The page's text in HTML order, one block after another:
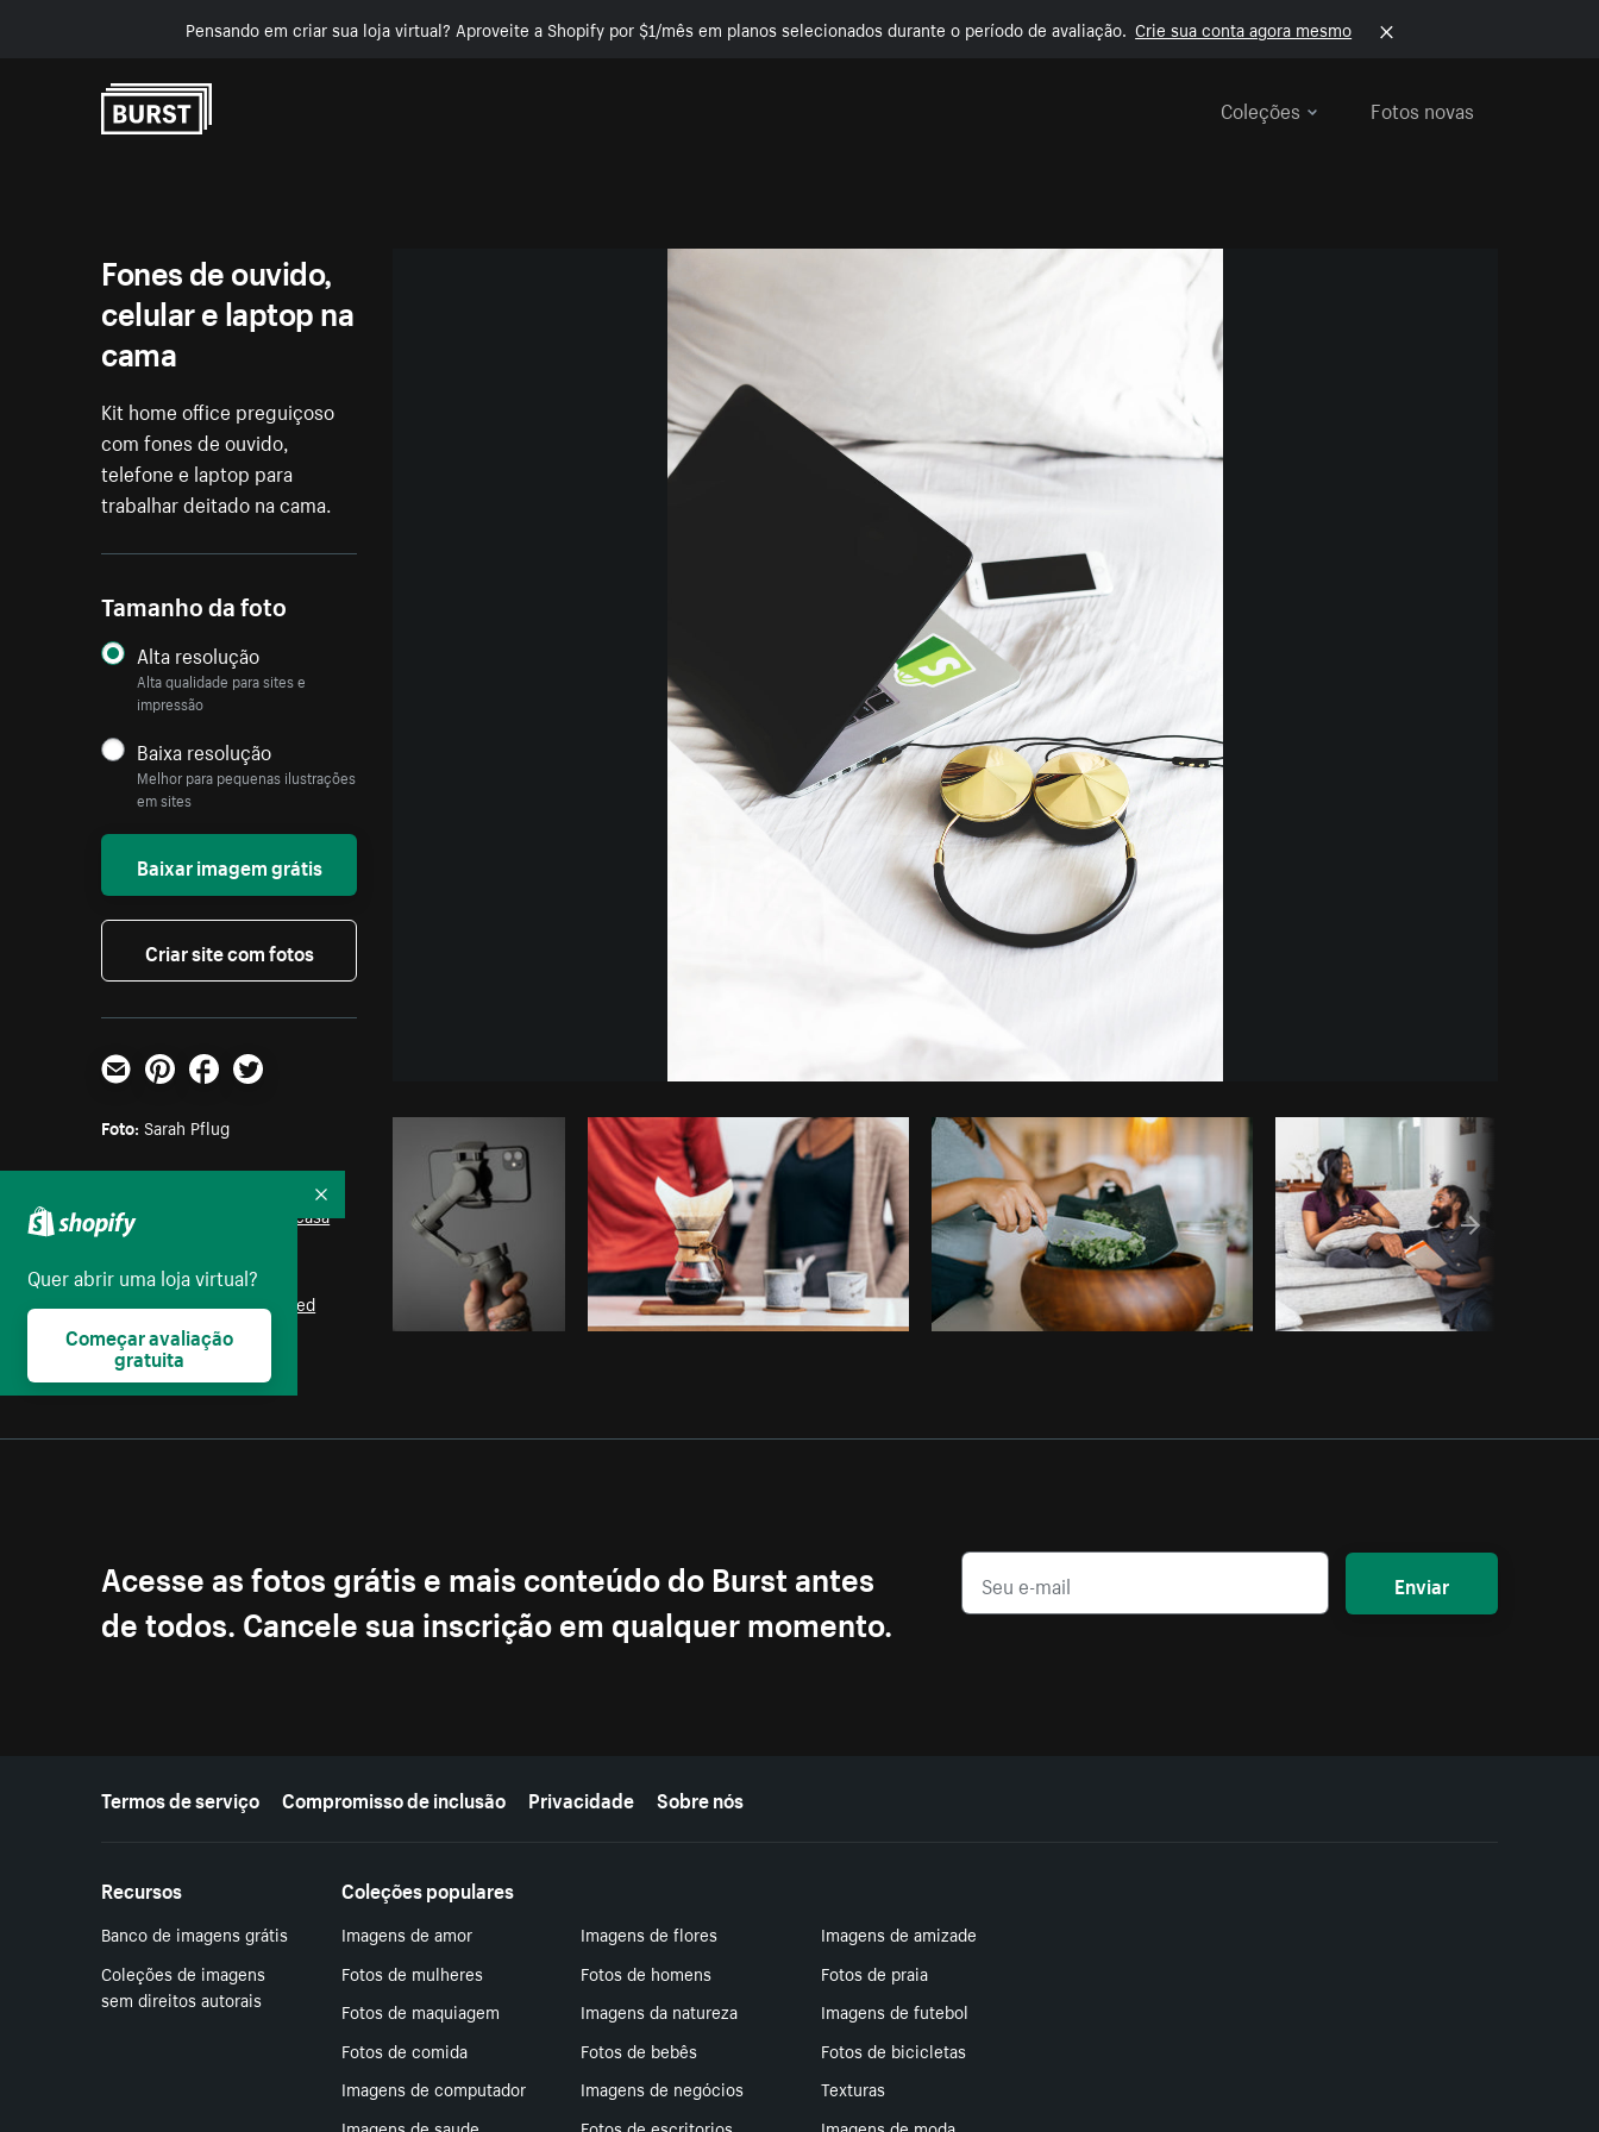
Pensando em criar sua loja virtual? Aproveite a Shopify por $1/mês em planos selecionados durante o período de avaliação. Crie sua conta agora mesmo
Coleções
Fotos novas
Foto da Sarah Pflug do Burst Copiar código
Fones de ouvido,
celular e laptop na
cama
Kit home office preguiçoso
com fones de ouvido,
telefone e laptop para
trabalhar deitado na cama.
Tamanho da foto
Alta resolução
Alta qualidade para sites e
impressão
Baixa resolução
Melhor para pequenas ilustrações
em sites
Baixar imagem grátis
Criar site com fotos
E-mailPinterestFacebookTwitter
Foto: Sarah Pflug
Computador
Trabalho de casa
Licença:
Burst Some Rights Reserved
Acesse as fotos grátis e mais conteúdo do Burst antes
de todos. Cancele sua inscrição em qualquer momento.
Enviar
Mais recursos
Termos de serviço Compromisso de inclusão Privacidade Sobre nós
Recursos
Banco de imagens grátis
Coleções de imagens
sem direitos autorais
Coleções populares
Imagens de amor Imagens de flores
Imagens de amizade
Fotos de mulheres
Fotos de homens
Fotos de praia
Fotos de maquiagem
Imagens da natureza
Imagens de futebol
Fotos de comida
Fotos de bebês
Fotos de bicicletas
Imagens de computador
Imagens de negócios
Texturas
Quer abrir uma loja virtual?
Começar avaliação
gratuita
Recolher